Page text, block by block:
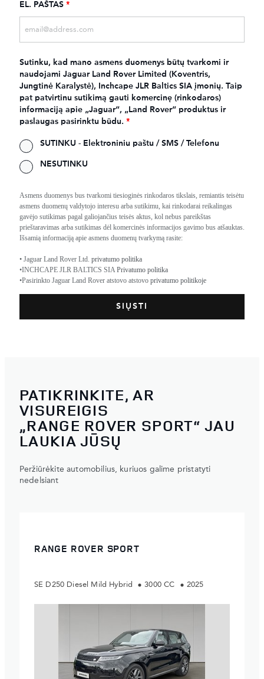
EL. PAŠTAS *
Sutinku, kad mano asmens duomenys būtų tvarkomi ir
naudojami Jaguar Land Rover Limited (Koventris,
Jungtinė Karalystė), Inchcape JLR Baltics SIA įmonių. Taip
pat patvirtinu sutikimą gauti komercinę (rinkodaros)
informaciją apie „Jaguar“, „Land Rover“ produktus ir
paslaugas pasirinktu būdu. *
SUTINKU - Elektroniniu paštu / SMS / Telefonu
NESUTINKU
Asmens duomenys bus tvarkomi tiesioginės rinkodaros tikslais, remiantis teisėtu
asmens duomenų valdytojo interesu arba sutikimu, kai rinkodarai reikalingas
gavėjo sutikimas pagal galiojančius teisės aktus, kol nebus pareikštas
prieštaravimas arba sutikimas dėl komercinės informacijos gavimo bus atšauktas.
Išsamią informaciją apie asmens duomenų tvarkymą rasite:
• Jaguar Land Rover Ltd. privatumo politika
•INCHCAPE JLR BALTICS SIA Privatumo politika
•Pasirinkto Jaguar Land Rover atstovo atstovo privatumo politikoje
PATIKRINKITE, AR
VISUREIGIS
„RANGE ROVER SPORT“ JAU
LAUKIA JŪSŲ
Peržiūrėkite automobilius, kuriuos galime pristatyti
nedelsiant
RANGE ROVER SPORT
SE D250 Diesel Mild Hybrid 3000 CC 2025